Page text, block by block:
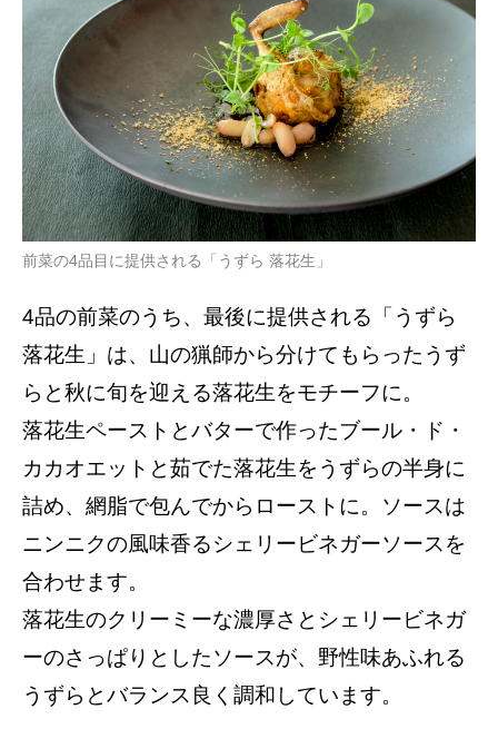
前菜の4品目に提供される「うずら 落花生」
4品の前菜のうち、最後に提供される「うずら
落花生」は、山の猟師から分けてもらったうず
らと秋に旬を迎える落花生をモチーフに。
落花生ペーストとバターで作ったブール・ド・
カカオエットと茹でた落花生をうずらの半身に
詰め、網脂で包んでからローストに。ソースは
ニンニクの風味香るシェリービネガーソースを
合わせます。
落花生のクリーミーな濃厚さとシェリービネガ
ーのさっぱりとしたソースが、野性味あふれる
うずらとバランス良く調和しています。